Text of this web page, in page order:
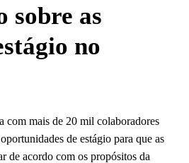
sobre as
no
com mais de 20 mil colaboradores
de estágio para que as
de acordo com os propósitos da